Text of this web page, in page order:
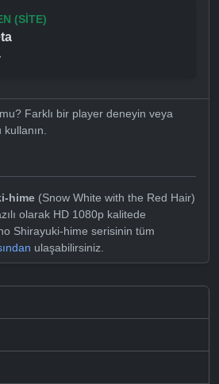
(SITE)
Farklı bir player deneyin veya
hime (Snow White with the Red Hair)
olarak HD 1080p kalitede
Shirayuki-hime serisinin tüm
ulaşabilirsiniz.